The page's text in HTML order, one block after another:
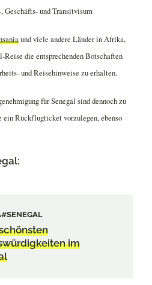
Geschäfts- und Transitvisum
und viele andere Länder in Afrika,
Reise die entsprechenden Botschaften
und Reisehinweise zu erhalten.
für Senegal sind dennoch zu
Rückflugticket vorzulegen, ebenso
#SENEGAL
im